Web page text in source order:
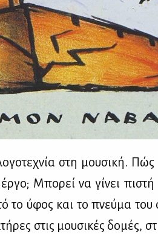
στη μου­σι­κή.
Μπο­ρεί να γί­νει
το ύφος και το πνεύ­μα
στις μου­σι­κές δο­μές,